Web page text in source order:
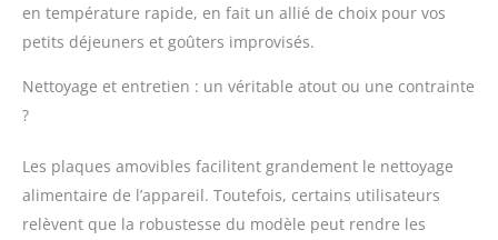
en température rapide, en fait un allié de choix pour vos
petits déjeuners et goûters improvisés.
Nettoyage et entretien : un véritable atout ou une contrainte
?
Les plaques amovibles facilitent grandement le nettoyage
alimentaire de l’appareil. Toutefois, certains utilisateurs
relèvent que la robustesse du modèle peut rendre les